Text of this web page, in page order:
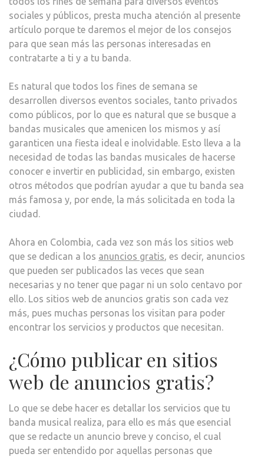
sociales y públicos, presta mucha atención al presente
artículo porque te daremos el mejor de los consejos
para que sean más las personas interesadas en
contratarte a ti y a tu banda.
Es natural que todos los fines de semana se
desarrollen diversos eventos sociales, tanto privados
como públicos, por lo que es natural que se busque a
bandas musicales que amenicen los mismos y así
garanticen una fiesta ideal e inolvidable. Esto lleva a la
necesidad de todas las bandas musicales de hacerse
conocer e invertir en publicidad, sin embargo, existen
otros métodos que podrían ayudar a que tu banda sea
más famosa y, por ende, la más solicitada en toda la
ciudad.
Ahora en Colombia, cada vez son más los sitios web
que se dedican a los anuncios gratis, es decir, anuncios
que pueden ser publicados las veces que sean
necesarias y no tener que pagar ni un solo centavo por
ello. Los sitios web de anuncios gratis son cada vez
más, pues muchas personas los visitan para poder
encontrar los servicios y productos que necesitan.
¿Cómo publicar en sitios
web de anuncios gratis?
Lo que se debe hacer es detallar los servicios que tu
banda musical realiza, para ello es más que esencial
que se redacte un anuncio breve y conciso, el cual
pueda ser entendido por aquellas personas que